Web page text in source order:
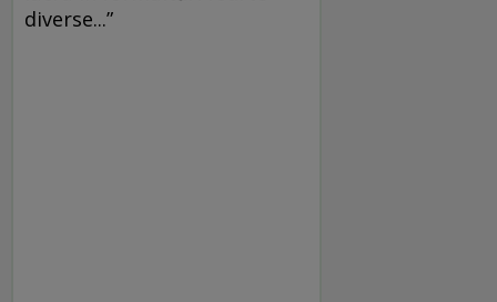
diverse...”